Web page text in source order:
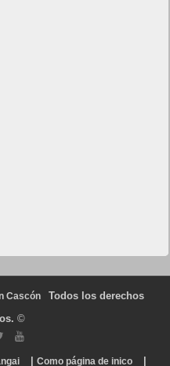
Cascón
Todos los derechos
©
Como página de inico